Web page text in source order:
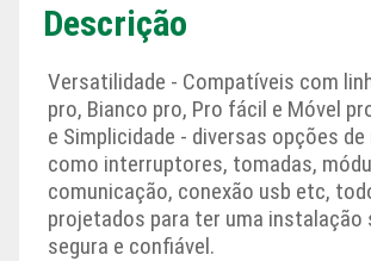
Descrição
Versatilidade - Compatíveis com
pro, Bianco pro, Pro fácil e Móvel
e Simplicidade - diversas opções
como interruptores, tomadas,
comunicação, conexão usb etc,
projetados para ter uma instalação
segura e confiável.